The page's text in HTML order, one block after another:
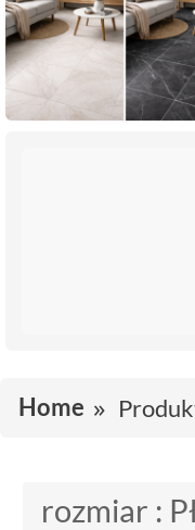
Home
rozmiar :